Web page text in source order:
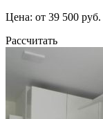
Цена: от 39 500 руб.
Рассчитать